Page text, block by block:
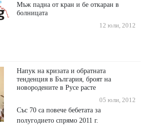
Мъж падна от кран и бе откаран в
болницата
12 юли, 2012
Напук на кризата и обратната
тенденция в България, броят на
новородените в Русе расте
05 юли, 2012
Със 70 са повече бебетата за
полугодието спрямо 2011 г.